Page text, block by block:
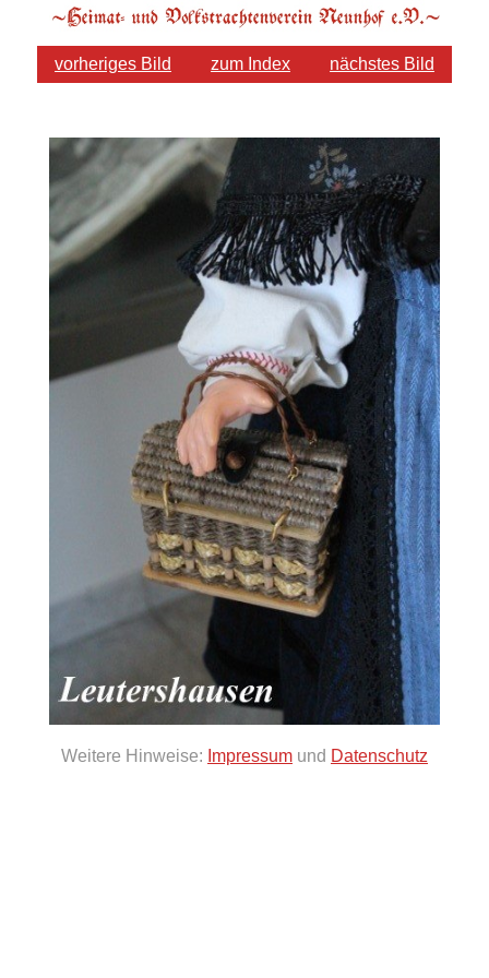
vorheriges Bild zum Index nächstes Bild
Weitere Hinweise: Impressum und Datenschutz